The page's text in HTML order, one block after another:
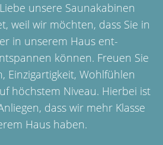
unsere Saunakabinen
weil wir möchten, dass Sie in
in unserem Haus ent­
können. Freuen Sie
Einzigartigkeit, Wohlfühlen
höchstem Niveau. Hierbei ist
dass wir mehr Klasse
Haus haben.